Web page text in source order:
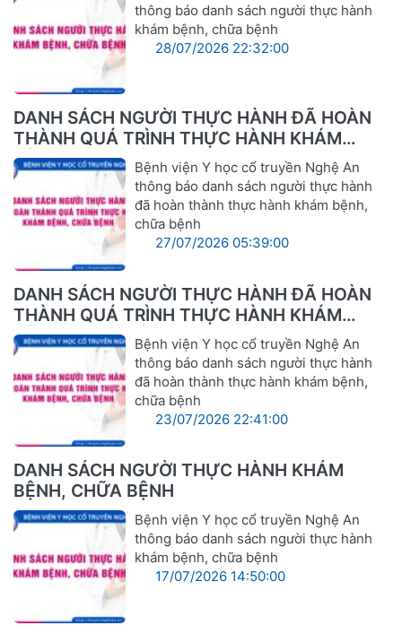
thông báo danh sách người thực hành
khám bệnh, chữa bệnh
28/07/2026 22:32:00
DANH SÁCH NGƯỜI THỰC HÀNH ĐÃ HOÀN
THÀNH QUÁ TRÌNH THỰC HÀNH KHÁM
BỆNH, CHỮA BỆNHBệnh viện Y học cổ truyền Nghệ An
thông báo danh sách người thực hành
đã hoàn thành thực hành khám bệnh,
chữa bệnh
27/07/2026 05:39:00
DANH SÁCH NGƯỜI THỰC HÀNH ĐÃ HOÀN
THÀNH QUÁ TRÌNH THỰC HÀNH KHÁM
BỆNH, CHỮA BỆNHBệnh viện Y học cổ truyền Nghệ An
thông báo danh sách người thực hành
đã hoàn thành thực hành khám bệnh,
chữa bệnh
23/07/2026 22:41:00
DANH SÁCH NGƯỜI THỰC HÀNH KHÁM
BỆNH, CHỮA BỆNH
Bệnh viện Y học cổ truyền Nghệ An
thông báo danh sách người thực hành
khám bệnh, chữa bệnh
17/07/2026 14:50:00